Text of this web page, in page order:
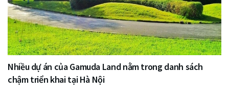
Nhiều dự án của Gamuda Land nằm trong danh sách
chậm triển khai tại Hà Nội